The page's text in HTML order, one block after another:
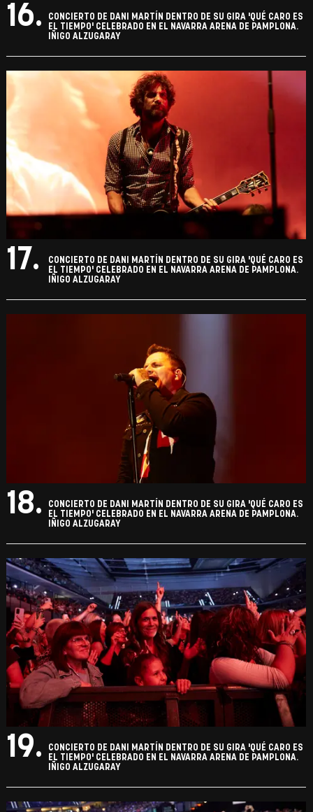
16.
CONCIERTO DE DANI MARTÍN DENTRO DE SU GIRA 'QUÉ CARO ES
EL TIEMPO' CELEBRADO EN EL NAVARRA ARENA DE PAMPLONA.
IÑIGO ALZUGARAY
17.
CONCIERTO DE DANI MARTÍN DENTRO DE SU GIRA 'QUÉ CARO ES
EL TIEMPO' CELEBRADO EN EL NAVARRA ARENA DE PAMPLONA.
IÑIGO ALZUGARAY
18.
CONCIERTO DE DANI MARTÍN DENTRO DE SU GIRA 'QUÉ CARO ES
EL TIEMPO' CELEBRADO EN EL NAVARRA ARENA DE PAMPLONA.
IÑIGO ALZUGARAY
19.
CONCIERTO DE DANI MARTÍN DENTRO DE SU GIRA 'QUÉ CARO ES
EL TIEMPO' CELEBRADO EN EL NAVARRA ARENA DE PAMPLONA.
IÑIGO ALZUGARAY